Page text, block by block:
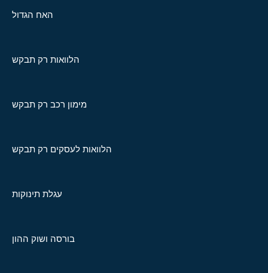
האח הגדול
הלוואות רק תבקש
מימון רכב רק תבקש
הלוואות לעסקים רק תבקש
עגלת תינוקות
בורסה ושוק ההון